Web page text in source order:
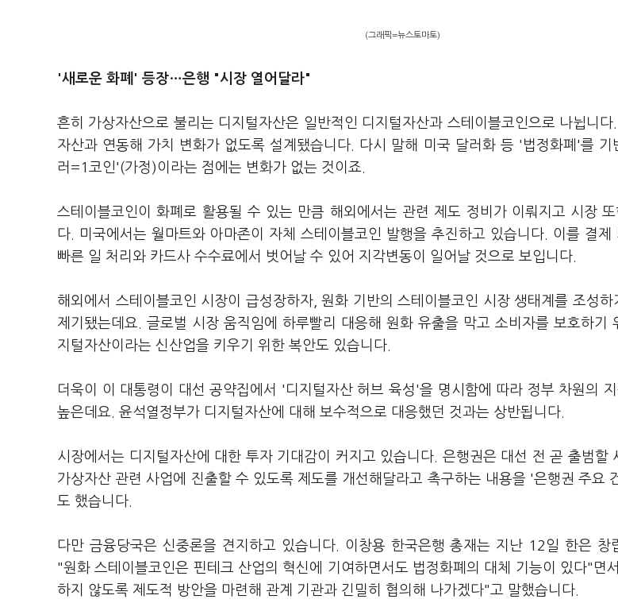
(그래픽=뉴스토마토)
'새로운 화폐' 등장…은행 "시장 열어달라"
흔히 가상자산으로 불리는 디지털자산은 일반적인 디지털자산과 스테이블코인으로 나뉩니
자산과 연동해 가치 변화가 없도록 설계됐습니다. 다시 말해 미국 달러화 등 '법정화폐'를
러=1코인'(가정)이라는 점에는 변화가 없는 것이죠.
스테이블코인이 화폐로 활용될 수 있는 만큼 해외에서는 관련 제도 정비가 이뤄지고 시장 또
다. 미국에서는 월마트와 아마존이 자체 스테이블코인 발행을 추진하고 있습니다. 이를 결제
빠른 일 처리와 카드사 수수료에서 벗어날 수 있어 지각변동이 일어날 것으로 보입니다.
해외에서 스테이블코인 시장이 급성장하자, 원화 기반의 스테이블코인 시장 생태계를 조성하
제기됐는데요. 글로벌 시장 움직임에 하루빨리 대응해 원화 유출을 막고 소비자를 보호하기
지털자산이라는 신산업을 키우기 위한 복안도 있습니다.
더욱이 이 대통령이 대선 공약집에서 '디지털자산 허브 육성'을 명시함에 따라 정부 차원의 지
높은데요. 윤석열정부가 디지털자산에 대해 보수적으로 대응했던 것과는 상반됩니다.
시장에서는 디지털자산에 대한 투자 기대감이 커지고 있습니다. 은행권은 대선 전 곧 출범할
가상자산 관련 사업에 진출할 수 있도록 제도를 개선해달라고 촉구하는 내용을 '은행권 주요
도 했습니다.
다만 금융당국은 신중론을 견지하고 있습니다. 이창용 한국은행 총재는 지난 12일 한은 창
"원화 스테이블코인은 핀테크 산업의 혁신에 기여하면서도 법정화폐의 대체 기능이 있다"면
하지 않도록 제도적 방안을 마련해 관계 기관과 긴밀히 협의해 나가겠다"고 말했습니다.